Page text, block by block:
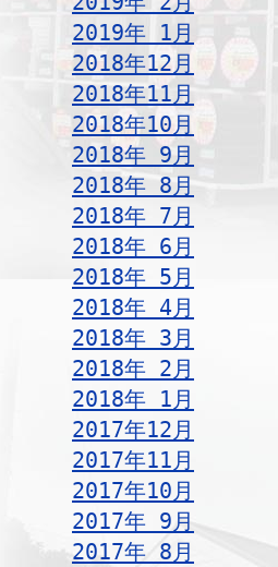
2019年 1月
2018年12月
2018年11月
2018年10月
2018年 9月
2018年 8月
2018年 7月
2018年 6月
2018年 5月
2018年 4月
2018年 3月
2018年 2月
2018年 1月
2017年12月
2017年11月
2017年10月
2017年 9月
2017年 8月